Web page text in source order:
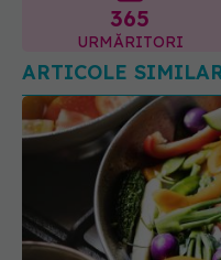
ARTICOLE